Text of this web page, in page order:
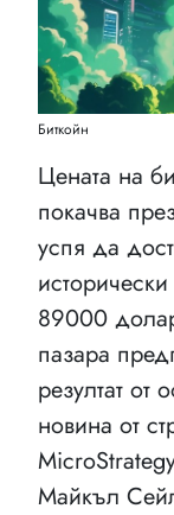
Биткойн
Цената на
покачва
успя да
89000
пазара
резултат от
новина от
Майкъл